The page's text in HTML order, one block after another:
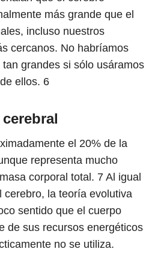
más grande que el
incluso nuestros
cercanos. No habríamos
grandes si sólo usáramos
ellos. 6
el 20% de la
representa mucho
corporal total. 7 Al igual
cerebro, la teoría evolutiva
sentido que el cuerpo
de sus recursos energéticos
no se utiliza.